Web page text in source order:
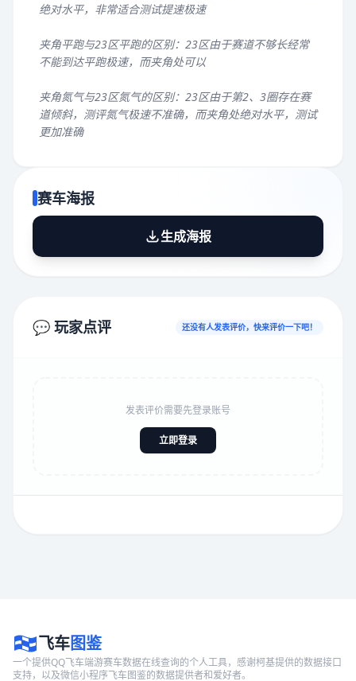
绝对水平，非常适合测试提速极速
夹角平跑与23区平跑的区别：23区由于赛道不够长经常
不能到达平跑极速，而夹角处可以
夹角氮气与23区氮气的区别：23区由于第2、3圈存在赛
道倾斜，测评氮气极速不准确，而夹角处绝对水平，测试
更加准确
赛车海报
生成海报
💬 玩家点评 还没有人发表评价，快来评价一下吧！
发表评价需要先登录账号
立即登录
飞车图鉴
一个提供QQ飞车端游赛车数据在线查询的个人工具，感谢柯基提供的数据接口
支持，以及微信小程序飞车图鉴的数据提供者和爱好者。